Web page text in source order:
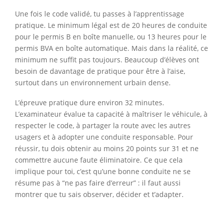
Une fois le code validé, tu passes à l’apprentissage
pratique. Le minimum légal est de 20 heures de conduite
pour le permis B en boîte manuelle, ou 13 heures pour le
permis BVA en boîte automatique. Mais dans la réalité, ce
minimum ne suffit pas toujours. Beaucoup d’élèves ont
besoin de davantage de pratique pour être à l’aise,
surtout dans un environnement urbain dense.
L’épreuve pratique dure environ 32 minutes.
L’examinateur évalue ta capacité à maîtriser le véhicule, à
respecter le code, à partager la route avec les autres
usagers et à adopter une conduite responsable. Pour
réussir, tu dois obtenir au moins 20 points sur 31 et ne
commettre aucune faute éliminatoire. Ce que cela
implique pour toi, c’est qu’une bonne conduite ne se
résume pas à “ne pas faire d’erreur” : il faut aussi
montrer que tu sais observer, décider et t’adapter.